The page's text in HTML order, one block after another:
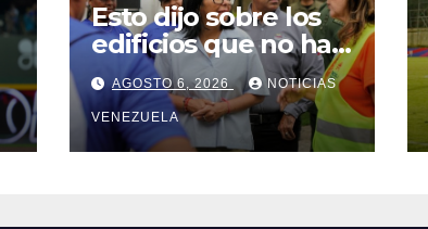
Esto dijo sobre los
edificios que no han
sido atendidos
AGOSTO 6, 2026 NOTICIAS
VENEZUELA